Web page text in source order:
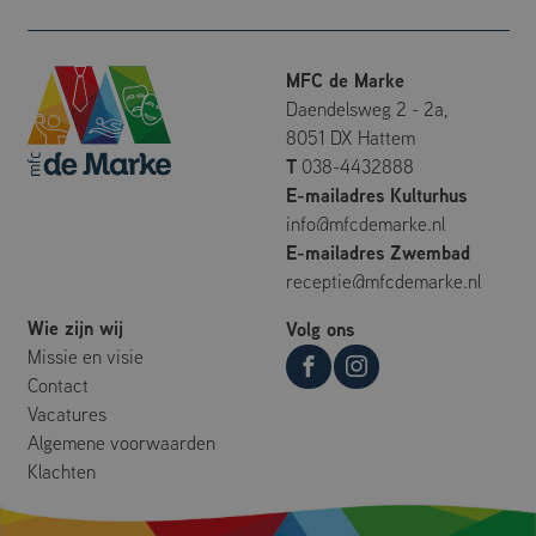
MFC de Marke
Daendelsweg 2 - 2a,
8051 DX Hattem
T 038-4432888
E-mailadres Kulturhus
info@mfcdemarke.nl
E-mailadres Zwembad
receptie@mfcdemarke.nl
Wie zijn wij
Missie en visie
Contact
Vacatures
Algemene voorwaarden
Klachten
Volg ons
de
analyserapporten
van de site.
_ga_2XMEL8KM3E
1 jaar 1
maand
Deze cookie wordt
gebruikt door
Google Analytics
om de sessiestatus